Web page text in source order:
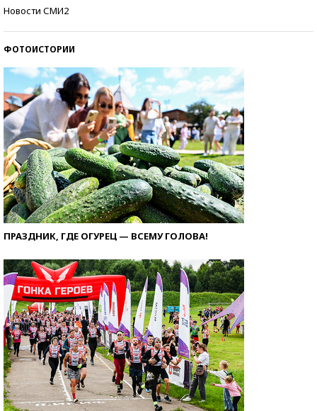
Новости СМИ2
ФОТОИСТОРИИ
ПРАЗДНИК, ГДЕ ОГУРЕЦ — ВСЕМУ ГОЛОВА!